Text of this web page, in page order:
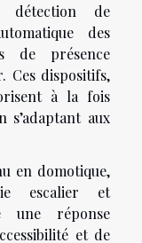
détection de
des
de présence
Ces dispositifs,
à la fois
s’adaptant aux
en domotique,
escalier et
une réponse
et de